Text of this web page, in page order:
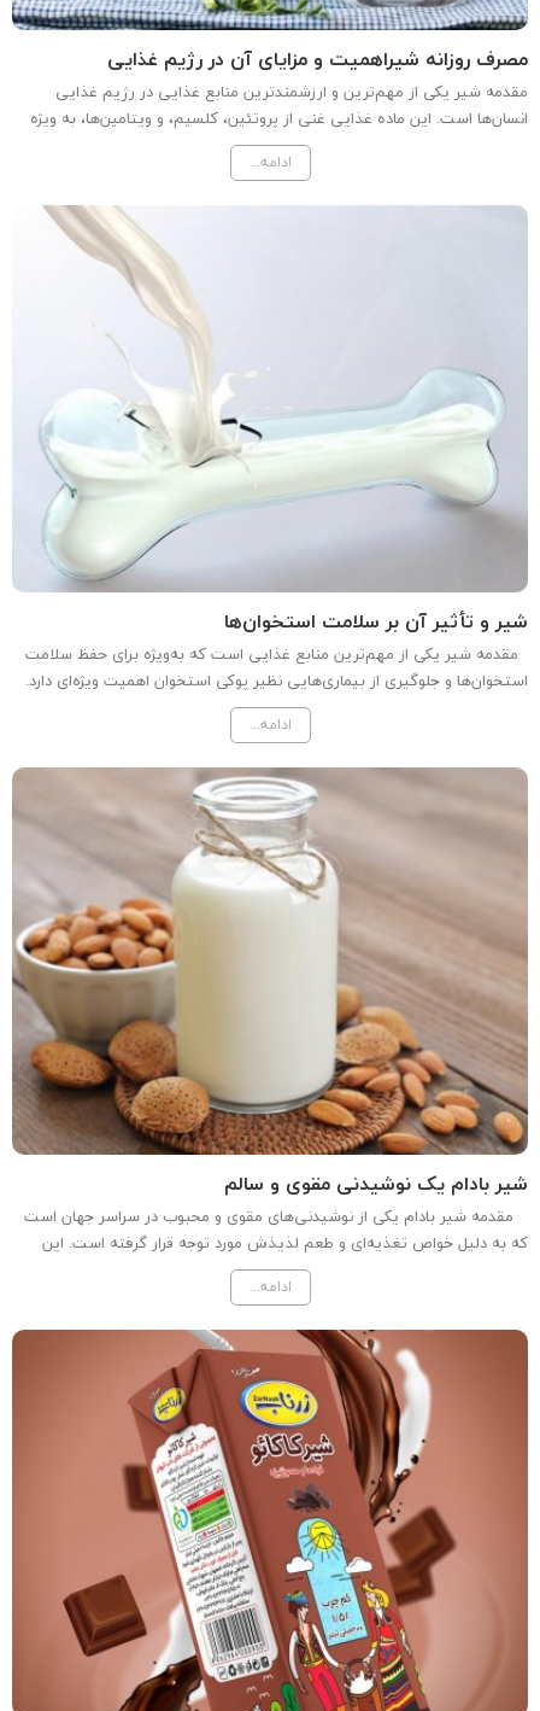
مصرف روزانه شیراهمیت و مزایای آن در رژیم غذایی
مقدمه شیر یکی از مهم‌ترین و ارزشمندترین منابع غذایی در رژیم غذایی
انسان‌ها است. این ماده غذایی غنی از پروتئین، کلسیم، و ویتامین‌ها، به ویژه
ویتامین D، می‌تواند نقش کلیدی در حفظ سلامتی و بهبود کیفیت زندگی ایفا
کند. در این مقاله، به بررسی اهمیت مصرف...
ادامه...
شیر و تأثیر آن بر سلامت استخوان‌ها
مقدمه شیر یکی از مهم‌ترین منابع غذایی است که به‌ویژه برای حفظ سلامت
استخوان‌ها و جلوگیری از بیماری‌هایی نظیر پوکی استخوان اهمیت ویژه‌ای دارد.
در این مقاله به بررسی نقش شیر در سلامت استخوان‌ها، ویتامین‌ها و مواد
معدنی موجود در آن، و تأثیرات آن بر...ادامه...
شیر بادام یک نوشیدنی مقوی و سالم
مقدمه شیر بادام یکی از نوشیدنی‌های مقوی و محبوب در سراسر جهان است
که به دلیل خواص تغذیه‌ای و طعم لذیذش مورد توجه قرار گرفته است. این
نوشیدنی از بادام تهیه می‌شود و به عنوان یک جایگزین سالم برای شیر حیوانی
شناخته می‌شود. در این مقاله به بررسی خواص،...
ادامه...